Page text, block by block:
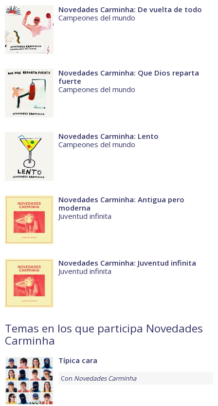
Novedades Carminha: De vuelta de todo
Campeones del mundo
Novedades Carminha: Que Dios reparta
fuerte
Campeones del mundo
Novedades Carminha: Lento
Campeones del mundo
Novedades Carminha: Antigua pero
moderna
Juventud infinita
Novedades Carminha: Juventud infinita
Juventud infinita
Temas en los que participa Novedades
Carminha
Típica cara
Con Novedades Carminha